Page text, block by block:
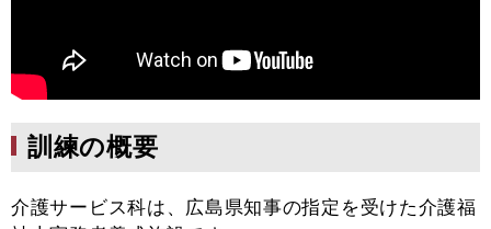
訓練の概要
介護サービス科は、広島県知事の指定を受けた介護福